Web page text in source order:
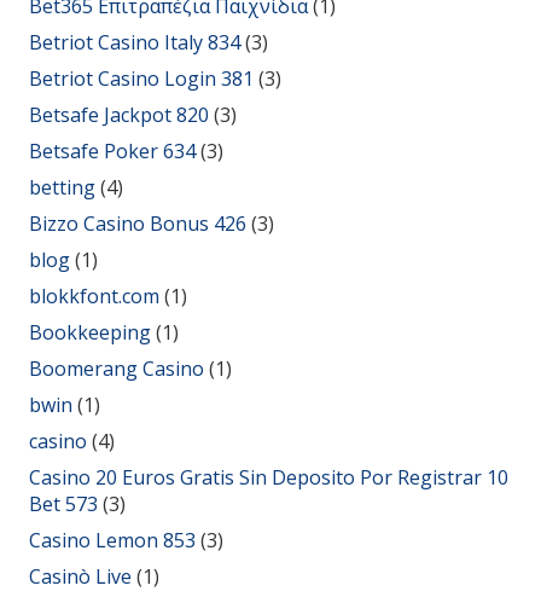
Bet365 Επιτραπέζια Παιχνίδια(1)
Betriot Casino Italy 834(3)
Betriot Casino Login 381 (3)
Betsafe Jackpot 820 (3)
Betsafe Poker 634(3)
betting(4)
Bizzo Casino Bonus 426 (3)
blog(1)
blokkfont.com (1)
Bookkeeping(1)
Boomerang Casino (1)
bwin (1)
casino (4)
Casino 20 Euros Gratis Sin Deposito Por Registrar 10
Bet 573 (3)
Casino Lemon 853 (3)
Casinò Live (1)